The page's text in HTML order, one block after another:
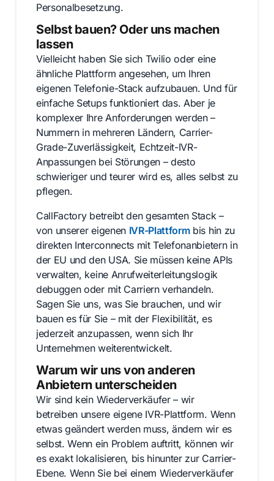
Personalbesetzung.
Selbst bauen? Oder uns machen
lassen
Vielleicht haben Sie sich Twilio oder eine
ähnliche Plattform angesehen, um Ihren
eigenen Telefonie-Stack aufzubauen. Und für
einfache Setups funktioniert das. Aber je
komplexer Ihre Anforderungen werden –
Nummern in mehreren Ländern, Carrier-
Grade-Zuverlässigkeit, Echtzeit-IVR-
Anpassungen bei Störungen – desto
schwieriger und teurer wird es, alles selbst zu
pflegen.
CallFactory betreibt den gesamten Stack –
von unserer eigenen IVR-Plattformbis hin zu
direkten Interconnects mit Telefonanbietern in
der EU und den USA. Sie müssen keine APIs
verwalten, keine Anrufweiterleitungslogik
debuggen oder mit Carriern verhandeln.
Sagen Sie uns, was Sie brauchen, und wir
bauen es für Sie – mit der Flexibilität, es
jederzeit anzupassen, wenn sich Ihr
Unternehmen weiterentwickelt.
Warum wir uns von anderen
Anbietern unterscheiden
Wir sind kein Wiederverkäufer – wir
betreiben unsere eigene IVR-Plattform. Wenn
etwas geändert werden muss, ändern wir es
selbst. Wenn ein Problem auftritt, können wir
es exakt lokalisieren, bis hinunter zur Carrier-
Ebene. Wenn Sie bei einem Wiederverkäufer